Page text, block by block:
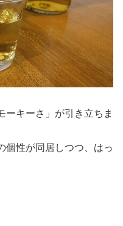
ーキーさ」が引き立ちま
個性が同居しつつ、はっ